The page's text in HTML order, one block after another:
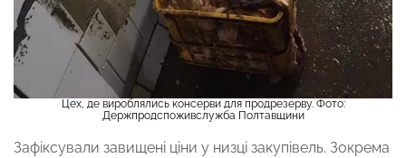
Цех, де вироблялись консерви для продрезерву. Фото:
Держпродспоживслужба Полтавщини
Зафіксували завищені ціни у низці закупівель. Зокрема